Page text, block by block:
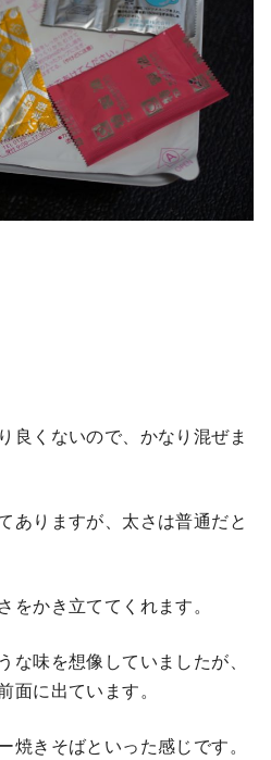
良くないので、かなり混ぜま
ありますが、太さは普通だと
かき立ててくれます。
な味を想像していましたが、
面に出ています。
焼きそばといった感じです。